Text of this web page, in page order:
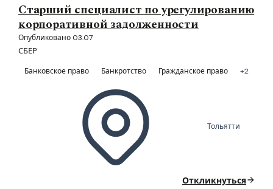
Старший специалист по урегулированию
корпоративной задолженности
Опубликовано 03.07
СБЕР
Банковское право Банкротство Гражданское право +2
Тольятти
Откликнуться